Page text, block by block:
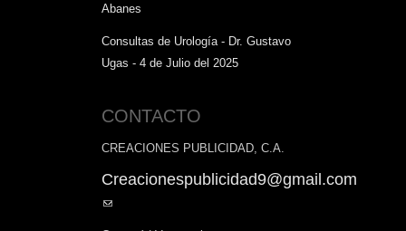
Abanes
Consultas de Urología - Dr. Gustavo
Ugas - 4 de Julio del 2025
CONTACTO
CREACIONES PUBLICIDAD, C.A.
Creacionespublicidad9@gmail.com
(link